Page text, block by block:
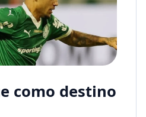
como destino